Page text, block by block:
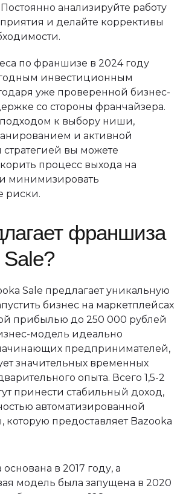
анализируйте работу
и делайте коррективы
по франшизе в 2024 году
инвестиционным
уже проверенной бизнес-
со стороны франчайзера.
к выбору ниши,
и активной
вы можете
процесс выхода на
минимизировать
риски.
франшиза
Sale предлагает уникальную
бизнес на маркетплейсах
прибылью до 250 000 рублей
модель идеально
предпринимателей,
значительных временных
опыта. Всего 1,5-2
принести стабильный доход,
автоматизированной
которую предоставляет Bazooka
в 2017 году, а
модель была запущена в 2020